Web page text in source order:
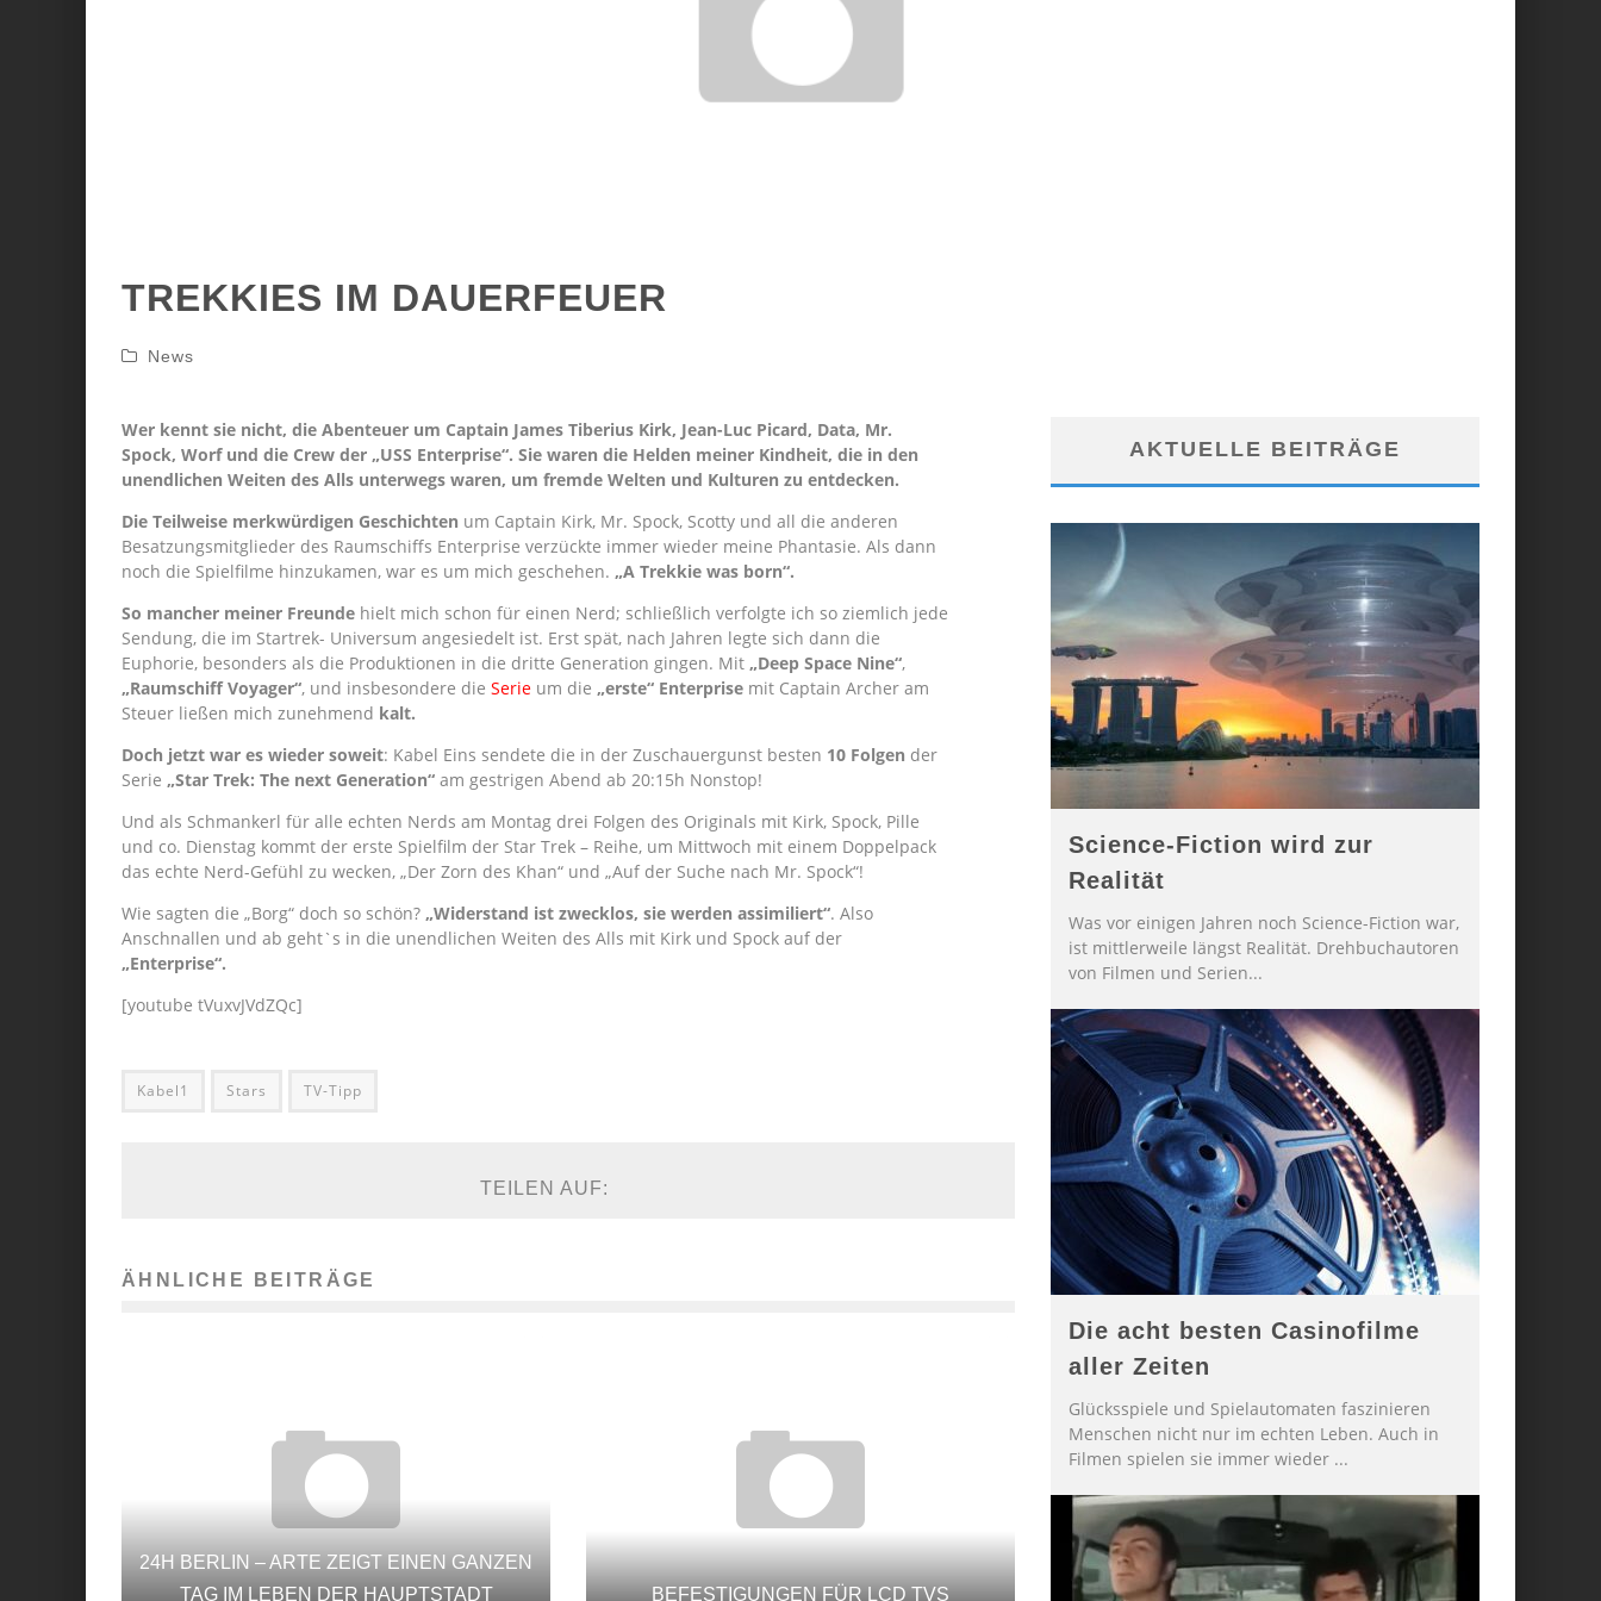
TREKKIES IM DAUERFEUER
News
Wer kennt sie nicht, die Abenteuer um Captain James Tiberius Kirk, Jean-Luc Picard, Data, Mr.
Spock, Worf und die Crew der „USS Enterprise“. Sie waren die Helden meiner Kindheit, die in den
unendlichen Weiten des Alls unterwegs waren, um fremde Welten und Kulturen zu entdecken.
Die Teilweise merkwürdigen Geschichten um Captain Kirk, Mr. Spock, Scotty und all die anderen
Besatzungsmitglieder des Raumschiffs Enterprise verzückte immer wieder meine Phantasie. Als dann
noch die Spielfilme hinzukamen, war es um mich geschehen. „A Trekkie was born“.
So mancher meiner Freunde hielt mich schon für einen Nerd; schließlich verfolgte ich so ziemlich jede
Sendung, die im Startrek- Universum angesiedelt ist. Erst spät, nach Jahren legte sich dann die
Euphorie, besonders als die Produktionen in die dritte Generation gingen. Mit „Deep Space Nine“,
„Raumschiff Voyager“, und insbesondere die Serie um die „erste“ Enterprise mit Captain Archer am
Steuer ließen mich zunehmend kalt.
Doch jetzt war es wieder soweit: Kabel Eins sendete die in der Zuschauergunst besten 10 Folgen der
Serie „Star Trek: The next Generation“ am gestrigen Abend ab 20:15h Nonstop!
Und als Schmankerl für alle echten Nerds am Montag drei Folgen des Originals mit Kirk, Spock, Pille
und co. Dienstag kommt der erste Spielfilm der Star Trek – Reihe, um Mittwoch mit einem Doppelpack
das echte Nerd-Gefühl zu wecken, „Der Zorn des Khan“ und „Auf der Suche nach Mr. Spock“!
Wie sagten die „Borg“ doch so schön? „Widerstand ist zwecklos, sie werden assimiliert“. Also
Anschnallen und ab geht`s in die unendlichen Weiten des Alls mit Kirk und Spock auf der
„Enterprise“.
[youtube tVuxvJVdZQc]
Kabel1 Stars TV-Tipp
TEILEN AUF:
ÄHNLICHE BEITRÄGE
24H BERLIN – ARTE ZEIGT EINEN GANZEN
TAG IM LEBEN DER HAUPTSTADT
BEFESTIGUNGEN FÜR LCD TVS
AKTUELLE BEITRÄGE
Science-Fiction wird zur
Realität
Was vor einigen Jahren noch Science-Fiction war,
ist mittlerweile längst Realität. Drehbuchautoren
von Filmen und Serien...
Die acht besten Casinofilme
aller Zeiten
Glücksspiele und Spielautomaten faszinieren
Menschen nicht nur im echten Leben. Auch in
Filmen spielen sie immer wieder ...